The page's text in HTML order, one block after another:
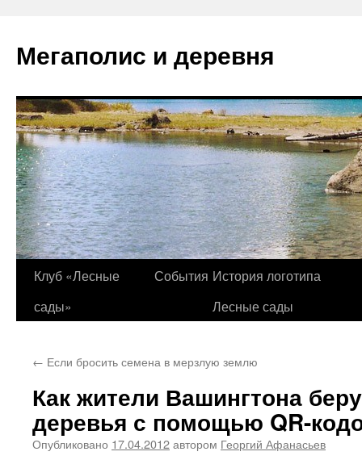
содержимому
Мегаполис и деревня
Клуб «Лесные
сады»
События История логотипа
Лесные сады
← Если бросить семена в мерзлую землю
Как жители Вашингтона
деревья с помощью QR-
Опубликовано 17.04.2012автором Георгий Афанасьев